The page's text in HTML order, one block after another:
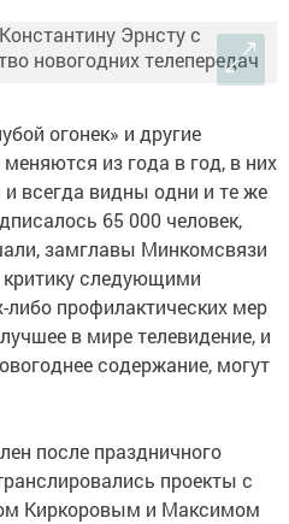
огонек» и другие
из года в год, в них
всегда видны одни и те же
65 000 человек,
замглавы Минкомсвязи
критику следующими
профилактических мер
в мире телевидение, и
содержание, могут
после праздничного
проекты с
Киркоровым и Максимом